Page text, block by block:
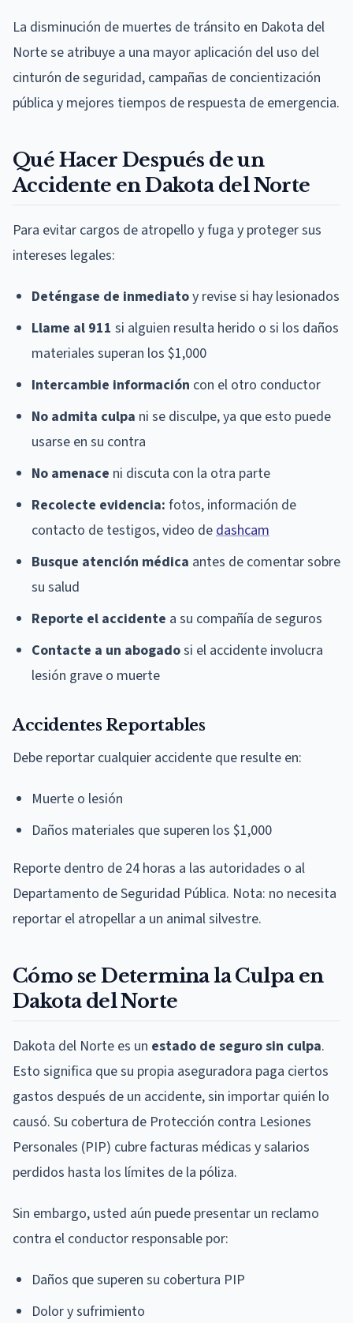
La disminución de muertes de tránsito en Dakota del
Norte se atribuye a una mayor aplicación del uso del
cinturón de seguridad, campañas de concientización
pública y mejores tiempos de respuesta de emergencia.
Qué Hacer Después de un
Accidente en Dakota del Norte
Para evitar cargos de atropello y fuga y proteger sus
intereses legales:
Deténgase de inmediatoy revise si hay lesionados
Llame al 911 si alguien resulta herido o si los daños
materiales superan los $1,000
Intercambie información con el otro conductor
No admita culpa ni se disculpe, ya que esto puede
usarse en su contra
No amenace ni discuta con la otra parte
Recolecte evidencia: fotos, información de
contacto de testigos, video de dashcam
Busque atención médica antes de comentar sobre
su salud
Reporte el accidente a su compañía de seguros
Contacte a un abogadosi el accidente involucra
lesión grave o muerte
Accidentes Reportables
Debe reportar cualquier accidente que resulte en:
Muerte o lesión
Daños materiales que superen los $1,000
Reporte dentro de 24 horas a las autoridades o al
Departamento de Seguridad Pública. Nota: no necesita
reportar el atropellar a un animal silvestre.
Cómo se Determina la Culpa en
Dakota del Norte
Dakota del Norte es un estado de seguro sin culpa.
Esto significa que su propia aseguradora paga ciertos
gastos después de un accidente, sin importar quién lo
causó. Su cobertura de Protección contra Lesiones
Personales (PIP) cubre facturas médicas y salarios
perdidos hasta los límites de la póliza.
Sin embargo, usted aún puede presentar un reclamo
contra el conductor responsable por:
Daños que superen su cobertura PIP
Dolor y sufrimiento